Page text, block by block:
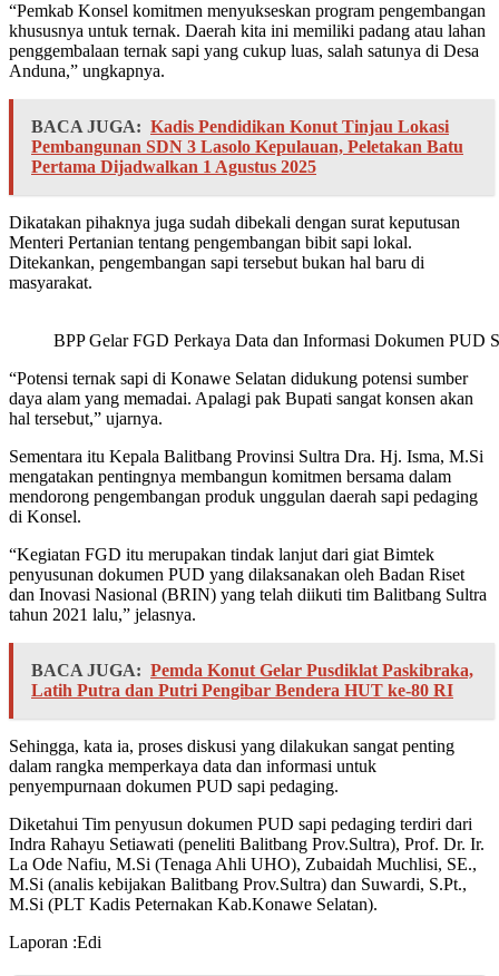
“Pemkab Konsel komitmen menyukseskan program pengembangan
khususnya untuk ternak. Daerah kita ini memiliki padang atau lahan
penggembalaan ternak sapi yang cukup luas, salah satunya di Desa
Anduna,” ungkapnya.
BACA JUGA: Kadis Pendidikan Konut Tinjau Lokasi
Pembangunan SDN 3 Lasolo Kepulauan, Peletakan Batu
Pertama Dijadwalkan 1 Agustus 2025
Dikatakan pihaknya juga sudah dibekali dengan surat keputusan
Menteri Pertanian tentang pengembangan bibit sapi lokal.
Ditekankan, pengembangan sapi tersebut bukan hal baru di
masyarakat.
BPP Gelar FGD Perkaya Data dan Informasi Dokumen PUD
“Potensi ternak sapi di Konawe Selatan didukung potensi sumber
daya alam yang memadai. Apalagi pak Bupati sangat konsen akan
hal tersebut,” ujarnya.
Sementara itu Kepala Balitbang Provinsi Sultra Dra. Hj. Isma, M.Si
mengatakan pentingnya membangun komitmen bersama dalam
mendorong pengembangan produk unggulan daerah sapi pedaging
di Konsel.
“Kegiatan FGD itu merupakan tindak lanjut dari giat Bimtek
penyusunan dokumen PUD yang dilaksanakan oleh Badan Riset
dan Inovasi Nasional (BRIN) yang telah diikuti tim Balitbang Sultra
tahun 2021 lalu,” jelasnya.
BACA JUGA: Pemda Konut Gelar Pusdiklat Paskibraka,
Latih Putra dan Putri Pengibar Bendera HUT ke-80 RI
Sehingga, kata ia, proses diskusi yang dilakukan sangat penting
dalam rangka memperkaya data dan informasi untuk
penyempurnaan dokumen PUD sapi pedaging.
Diketahui Tim penyusun dokumen PUD sapi pedaging terdiri dari
Indra Rahayu Setiawati (peneliti Balitbang Prov.Sultra), Prof. Dr. Ir.
La Ode Nafiu, M.Si (Tenaga Ahli UHO), Zubaidah Muchlisi, SE.,
M.Si (analis kebijakan Balitbang Prov.Sultra) dan Suwardi, S.Pt.,
M.Si (PLT Kadis Peternakan Kab.Konawe Selatan).
Laporan :Edi